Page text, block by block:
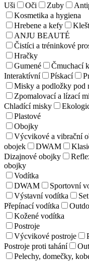
Uši
Oči Zuby
Kosmetika a hygiena
Hrebene a kefy
ANJU BEAUTÉ
Čistíci a tréninkové
Hračky
Gumené
Čmuchací
Interaktívní
Pískací
Misky a podložky pod
Zpomalovací a lízací
Chladící misky
Plastové
Obojky
Výcvikové a vibrační
obojek
DWAM
Dizajnové obojky
obojky
Vodítka
DWAM
Sportovní
Výstavní vodítka
Přepínací vodítka
Kožené vodítka
Postroje
Výcvikové postroje
Postroje proti tahání
Pelechy, domečky,